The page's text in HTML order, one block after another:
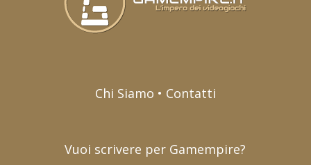
Chi Siamo • Contatti
Vuoi scrivere per Gamempire?